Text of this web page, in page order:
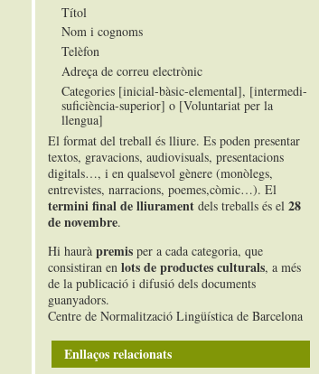
Títol
Nom i cognoms
Telèfon
Adreça de correu electrònic
Categories [inicial-bàsic-elemental], [intermedi-
suficiència-superior] o [Voluntariat per la
llengua]
El format del treball és lliure. Es poden presentar
textos, gravacions, audiovisuals, presentacions
digitals…, i en qualsevol gènere (monòlegs,
entrevistes, narracions, poemes,còmic…). El
termini final de lliuramentdels treballs és el 28
de novembre.
Hi haurà premis per a cada categoria, que
consistiran en lots de productes culturals, a més
de la publicació i difusió dels documents
guanyadors.
Centre de Normalització Lingüística de Barcelona
Enllaços relacionats